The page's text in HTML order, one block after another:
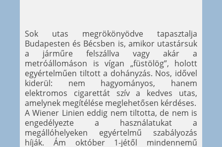
Sok utas megrökönyödve tapasztalja
Budapesten és Bécsben is, amikor utastársuk
a járműre felszállva vagy akár a
metróállomáson is vígan „füstölög”, holott
egyértelműen tiltott a dohányzás. Nos, idővel
kiderül: nem hagyományos, hanem
elektromos cigarettát szív a kedves utas,
amelynek megítélése meglehetősen kérdéses.
A Wiener Linien eddig nem tiltotta, de nem is
engedélyezte a használatukat a
megállóhelyeken egyértelmű szabályozás
híják. Ám október 1-jétől mindennemű